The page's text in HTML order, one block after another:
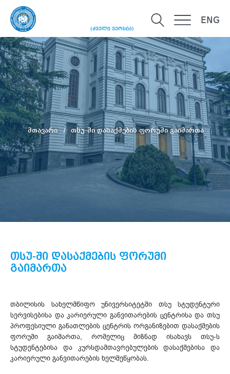
(ძველი ვერსია)
ENG
მთავარი თსუ-ში დასაქმების ფორუმი გაიმართა
თსუ-ში დასაქმების ფორუმი
გაიმართა
თბილისის სახელმწიფო უნივერსიტეტში თსუ სტუდენტური
სერვისებისა და კარიერული განვითარების ცენტრისა და თსუ
პროფესიული განათლების ცენტრის ორგანიზებით დასაქმების
ფორუმი გაიმართა, რომელიც მიზნად ისახავს თსუ-ს
სტუდენტებისა და კურსდამთავრებულების დასაქმებისა და
კარიერული განვითარების ხელშეწყობას.